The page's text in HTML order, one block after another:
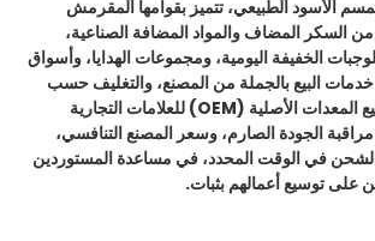
الأسود الطبيعي، تتميز بقوامها المقرمش
من السكر المضاف والمواد المضافة الصناعية،
الخفيفة اليومية، ومجموعات الهدايا، وأسواق
خدمات البيع بالجملة من المصنع، والتغليف حسب
الطلب، وخدمات تصنيع المعدات الأصلية (OEM) للعلامات التجارية
الجودة الصارم، وسعر المصنع التنافسي،
في الوقت المحدد، في مساعدة المستوردين
على توسيع أعمالهم بثبات.